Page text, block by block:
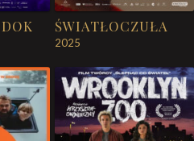
ŚWIATŁOCZUŁA
2025